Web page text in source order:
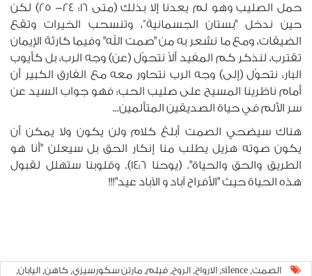
حمل الصليب وهو لم يعدنا إلا بذلك (متى 16: 24- 25) لكن
حين ندخل "بستان الجسمانية”، وتنسحب الخيرات وتقع
الضيقات، ومع ما نشعر به من "صمت الله" وفيما كارثة الإيمان
تقترب، لنذكر كم المفيد ألاّ نتحوّل (عن) وجه الرب، بل كأيوب
البار، نتحوّل (إلى) وجه الرب نتحاور معه مع الفارق الكبير أن
أمام ناظرينا المسيح على صليب الحب: فهو جواب السيد عن
سر الألم في حياة الصديقين المتألمين...
هناك سيضحي الصمت أبلغ كلام ولن يكون ولا يمكن أن
يكون صوته هزيل يطلب منا إنكار الحق بل سيعلن "أنا هو
الطريق والحق والحياة". (يوحنا 14:6). وقلوبنا ستهلل لقبول
هذه الحياة حيث "الأفراح آباد و الآباد عيد"!!!
الصمت,
silence
, الارواح, الروح, فيلم, مارتن سكورسيزي, كاهن, اليابان,